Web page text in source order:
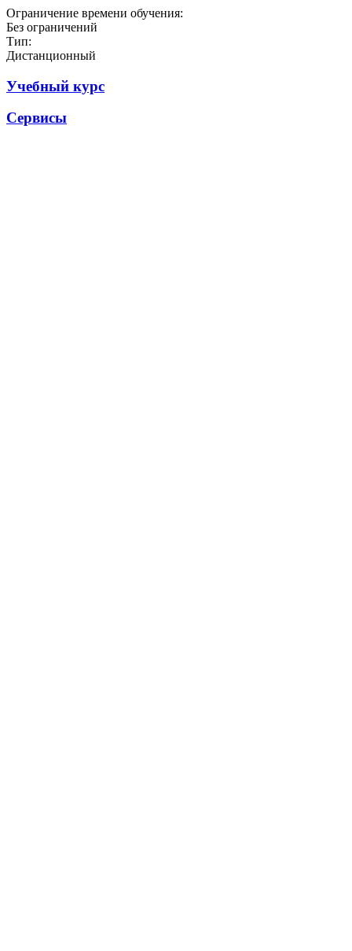
Ограничение времени обучения:
Без ограничений
Тип:
Дистанционный
Учебный курс
Сервисы